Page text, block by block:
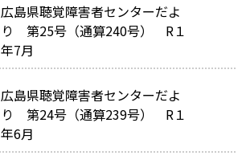
広島県聴覚障害者センターだよ
り 第25号（通算240号） R１
年7月
広島県聴覚障害者センターだよ
り 第24号（通算239号） R１
年6月